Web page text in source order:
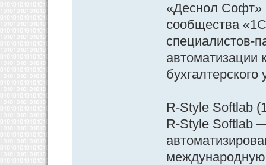
«Деснол Софт»
сообщества
специалистов-
автоматизации
R-Style Softlab
R-Style Softlab